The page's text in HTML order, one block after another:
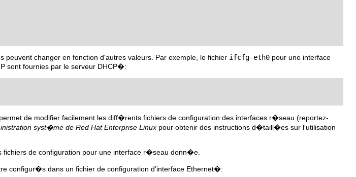
changer en fonction d'autres valeurs. Par exemple, le fichier ifcfg-eth0 pour une interface
sont fournies par le serveur DHCP�:
de modifier facilement les diff�rents fichiers de configuration des interfaces r�seau (reportez-
syst�me de Red Hat Enterprise Linux pour obtenir des instructions d�taill�es sur l'utilisation
de configuration pour une interface r�seau donn�e.
configur�s dans un fichier de configuration d'interface Ethernet�: